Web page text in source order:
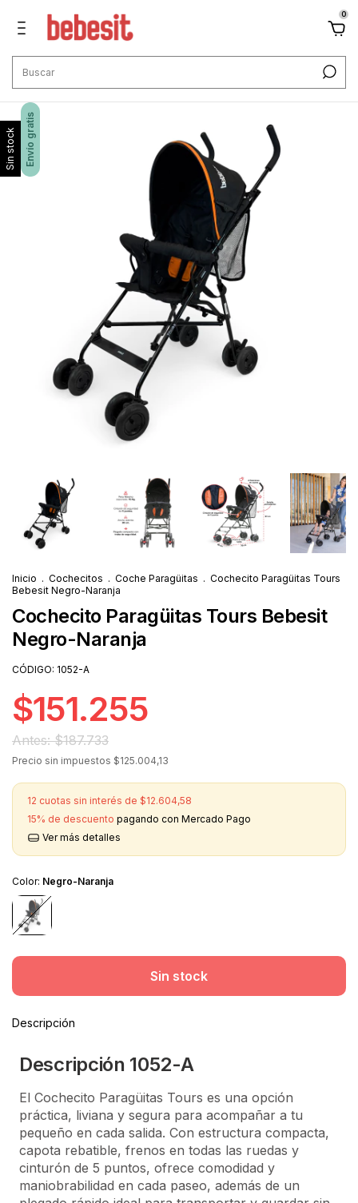
0
Sin stock Envío gratis
Inicio . Cochecitos . Coche Paragüitas . Cochecito Paragüitas Tours
Bebesit Negro-Naranja
Cochecito Paragüitas Tours Bebesit
Negro-Naranja
CÓDIGO: 1052-A
$151.255
$187.733
Precio sin impuestos $125.004,13
12 cuotas sin interés de $12.604,58
15% de descuento pagando con Mercado Pago
Ver más detalles
Color: Negro-Naranja
Descripción
Descripción 1052-A
El Cochecito Paragüitas Tours es una opción
práctica, liviana y segura para acompañar a tu
pequeño en cada salida. Con estructura compacta,
capota rebatible, frenos en todas las ruedas y
cinturón de 5 puntos, ofrece comodidad y
maniobrabilidad en cada paseo, además de un